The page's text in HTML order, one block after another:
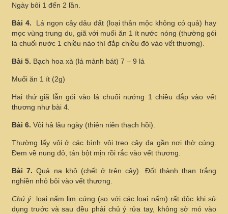
Ngày bôi 1 đến 2 lần.
Bài 4.
Lá ngọn cây dâu đất (loại thân mộc không có quả) hay
mọc vùng trung du, giã với muối ăn 1 ít nước nóng (thường gói
lá chuối nước 1 chiều nào thì đắp chiều đó vào vết thương).
Bài 5. Bạch hoa xà (lá mảnh bát) 7 – 9 lá
Muối ăn 1 ít (2g)
Hai thứ giã lẫn gói vào lá chuối nướng 1 chiều đắp vào vết
thương như bài 4.
Bài 6. Vôi hả lâu ngày (thiên niên thạch hồi).
Thường lấy vôi ở các bình vôi treo cây đa gần nơi thờ cúng.
Đem về nung đỏ, tán bột mịn rồi rắc vào vết thương.
Bài 7.Quả na khô (chết ở trên cây). Đốt thành than trắng
nghiền nhỏ bôi vào vết thương.
Chú ý: loại nấm lim cứng (so với các loại nấm) rất độc khi sử
dụng trước và sau đều phải chủ ý rửa tay, không sờ mó vào